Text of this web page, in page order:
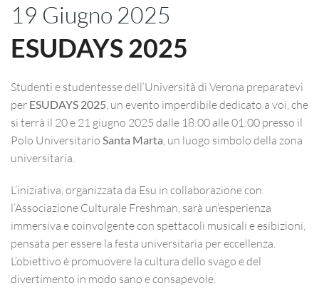
19 Giugno 2025
ESUDAYS 2025
Studenti e studentesse dell’Università di Verona preparatevi
per ESUDAYS 2025 , un evento imperdibile dedicato a voi, che
si terrà il 20 e 21 giugno 2025 dalle 18:00 alle 01:00 presso il
Polo Universitario Santa Marta , un luogo simbolo della zona
universitaria.
L’iniziativa, organizzata da Esu in collaborazione con
l’Associazione Culturale Freshman, sarà un’esperienza
immersiva e coinvolgente con spettacoli musicali e esibizioni,
pensata per essere la festa universitaria per eccellenza.
L’obiettivo è promuovere la cultura dello svago e del
divertimento in modo sano e consapevole.